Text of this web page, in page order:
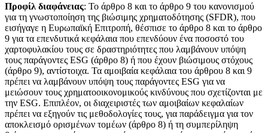
Προφίλ διαφάνειας: Το άρθρο 8 και το άρθρο 9 του κανονισμού
για τη γνωστοποίηση της βιώσιμης χρηματοδότησης (SFDR), που
εισήγαγε η Ευρωπαϊκή Επιτροπή, θέσπισε το άρθρο 8 και το άρθρο
9 για τα επενδυτικά κεφάλαια που επενδύουν ένα ποσοστό του
χαρτοφυλακίου τους σε δραστηριότητες που λαμβάνουν υπόψη
τους παράγοντες ESG (άρθρο 8) ή που έχουν βιώσιμους στόχους
(άρθρο 9), αντίστοιχα. Τα αμοιβαία κεφάλαια του άρθρου 8 και 9
πρέπει να λαμβάνουν υπόψη τους παράγοντες ESG για να
μειώσουν τους χρηματοοικονομικούς κινδύνους που σχετίζονται με
την ESG. Επιπλέον, οι διαχειριστές των αμοιβαίων κεφαλαίων
πρέπει να εξηγούν τις μεθοδολογίες τους, για παράδειγμα για τον
αποκλεισμό ορισμένων τομέων (άρθρο 8) ή τη συμπερίληψη